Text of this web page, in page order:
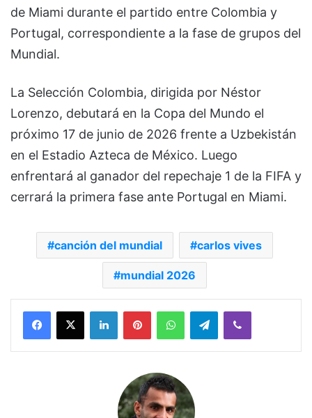
de Miami durante el partido entre Colombia y
Portugal, correspondiente a la fase de grupos del
Mundial.
La Selección Colombia, dirigida por Néstor
Lorenzo, debutará en la Copa del Mundo el
próximo 17 de junio de 2026 frente a Uzbekistán
en el Estadio Azteca de México. Luego
enfrentará al ganador del repechaje 1 de la FIFA y
cerrará la primera fase ante Portugal en Miami.
canción del mundial carlos vives
mundial 2026
Facebook
X LinkedInPinterestWhatsAppTelegramViber